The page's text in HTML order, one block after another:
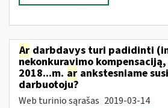
Ar darbdavys turi padidinti
nekonkuravimo
2018...m. ar ankstesniame
darbuotoju?
Web turinio sąrašas 2019-03-14